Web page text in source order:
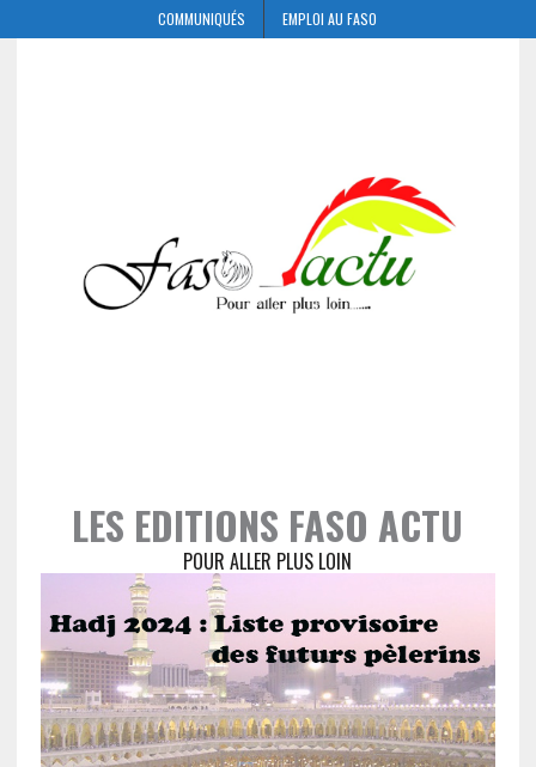
COMMUNIQUÉS EMPLOI AU FASO
LES EDITIONS FASO ACTU
POUR ALLER PLUS LOIN